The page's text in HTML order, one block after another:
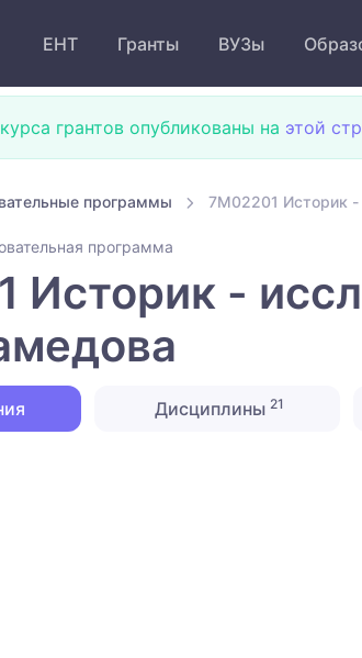
ЕНТ Гранты ВУЗы
грантов опубликованы на этой
программы 7M02201 Историк
программа
Историк -
Дисциплины21